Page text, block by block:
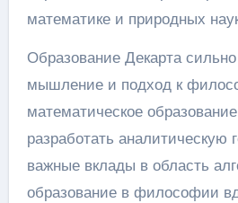
математике и природных
Образование Декарта
мышление и подход к
математическое
разработать аналитическую
важные вклады в область
образование в философии